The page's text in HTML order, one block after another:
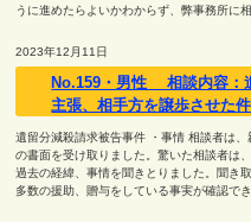
うに進めたらよいかわからず、弊事務所に
2023年12月11日
No.159・男性 相談内容：
主張、相手方を譲歩させた件
遺留分減殺請求被告事件 ・事情 相談者は
の書面を受け取りました。驚いた相談者は
過去の経緯、事情を聞きとりました。聞き
多数の援助、贈与をしている事実が確認で